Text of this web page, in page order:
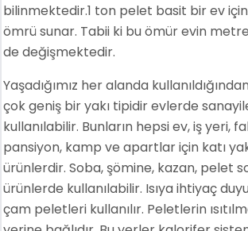
bilinmektedir.1 ton pelet basit bir ev için
ömrü sunar. Tabii ki bu ömür evin
de değişmektedir.
Yaşadığımız her alanda
çok geniş bir yakı tipidir evlerde
kullanılabilir. Bunların hepsi ev, iş yeri,
pansiyon, kamp ve apartlar için katı
ürünlerdir. Soba, şömine, kazan, pelet
ürünlerde kullanılabilir. Isıya ihtiyaç
çam peletleri kullanılır. Peletlerin